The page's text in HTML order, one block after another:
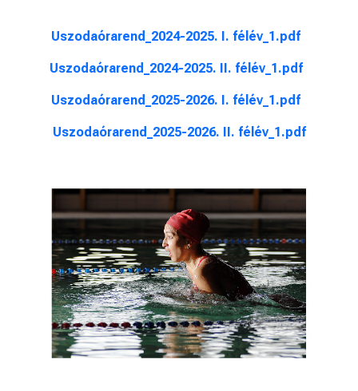
Uszodaórarend_2024-2025. I. félév_1.pdf
Uszodaórarend_2024-2025. II. félév_1.pdf
Uszodaórarend_2025-2026. I. félév_1.pdf
Uszodaórarend_2025-2026. II. félév_1.pdf